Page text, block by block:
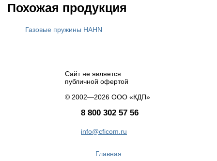
Похожая продукция
Газовые пружины HAHN
Сайт не является
публичной офертой
© 2002—2026 ООО «КДП»
8 800 302 57 56
info@cficom.ru
Главная